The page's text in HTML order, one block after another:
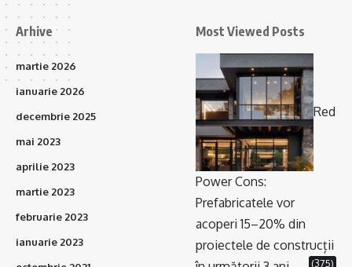
Arhive
martie 2026
ianuarie 2026
decembrie 2025
mai 2023
aprilie 2023
martie 2023
februarie 2023
ianuarie 2023
Most Viewed Posts
Red
Power Cons:
Prefabricatele vor
acoperi 15–20% din
proiectele de construcții
(375)